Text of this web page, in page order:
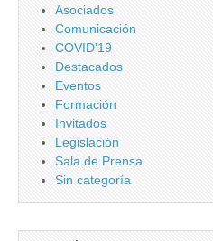
Asociados
Comunicación
COVID'19
Destacados
Eventos
Formación
Invitados
Legislación
Sala de Prensa
Sin categoría